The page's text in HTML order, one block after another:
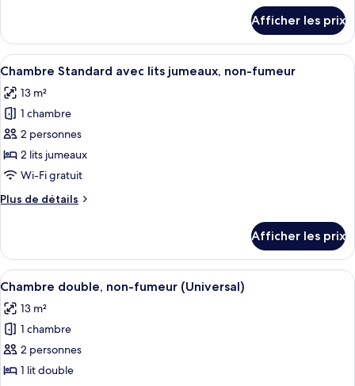
jumeaux,
non-
fumeur
(Riverview)
Chambre
avec
lits
non-
fumeur
(Riverview)
Afficher les prix
Afficher
toutes
les
photos
pour
ce
type
chambre :
avec
lits
jumeaux,
non-
fumeur
Une chambre d’hôtel avec deux lits,
8
Chambre Standard avec lits jumeaux, non-fumeur
13 m²
1 chambre
2 personnes
2 lits jumeaux
Wi-Fi gratuit
Plus de détails
Plus
Chambre
Standard
avec
jumeaux,
non-
fumeur
Afficher les prix
Afficher
toutes
les
photos
pour
ce
Une chambre d’hôtel comprenant
8
Chambre double, non-fumeur (Universal)
13 m²
1 chambre
2 personnes
1 lit double